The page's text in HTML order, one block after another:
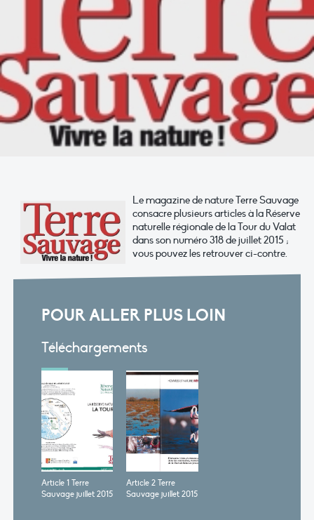
Le magazine de nature Terre Sauvage
consacre plusieurs articles à la Réserve
naturelle régionale de la Tour du Valat
dans son numéro 318 de juillet 2015 ;
vous pouvez les retrouver ci-contre.
POUR ALLER PLUS LOIN
Téléchargements
Article 1 Terre
Sauvage juillet 2015
Article 2 Terre
Sauvage juillet 2015